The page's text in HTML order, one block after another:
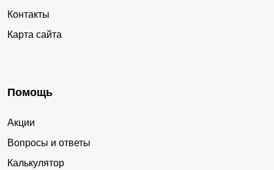
Контакты
Карта сайта
Помощь
Акции
Вопросы и ответы
Калькулятор